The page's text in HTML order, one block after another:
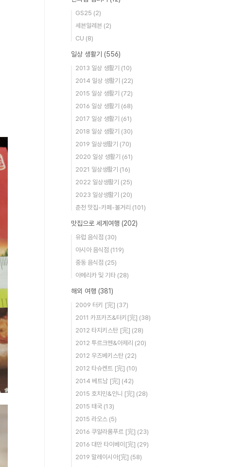
GS25 (2)
세븐일레븐 (2)
CU (8)
일상 생활기 (556)
2013 일상 생활기 (10)
2014 일상 생활기 (22)
2015 일상 생활기 (72)
2016 일상 생활기 (68)
2017 일상 생활기 (61)
2018 일상 생활기 (30)
2019 일상생활기 (70)
2020 일상 생활기 (61)
2021 일상생활기 (16)
2022 일상생활기 (25)
2023 일상생활기 (20)
춘천 맛집-카페-볼거리 (101)
맛집으로 세계여행 (202)
유럽 음식점 (30)
아시아 음식점 (119)
중동 음식점 (25)
아메리카 및 기타 (28)
해외 여행 (381)
2009 터키 [完] (37)
2011 카프카즈&터키[完] (38)
2012 타지키스탄 [完] (28)
2012 투르크멘&아제리 (20)
2012 우즈베키스탄 (22)
2012 타슈켄트 [完] (10)
2014 베트남 [完] (42)
2015 호치민&인니 [完] (28)
2015 태국 (13)
2015 라오스 (5)
2016 쿠알라룸푸르 [完] (23)
2016 대만 타이베이[完] (29)
2019 말레이시아[完] (58)